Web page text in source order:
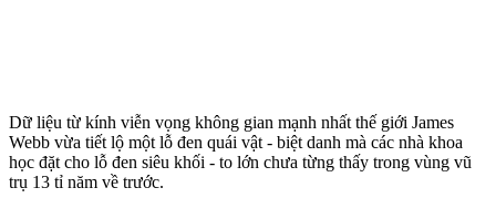
Dữ liệu từ kính viễn vọng không gian mạnh nhất thế giới James
Webb vừa tiết lộ một lỗ đen quái vật - biệt danh mà các nhà khoa
học đặt cho lỗ đen siêu khối - to lớn chưa từng thấy trong vùng vũ
trụ 13 tỉ năm về trước.